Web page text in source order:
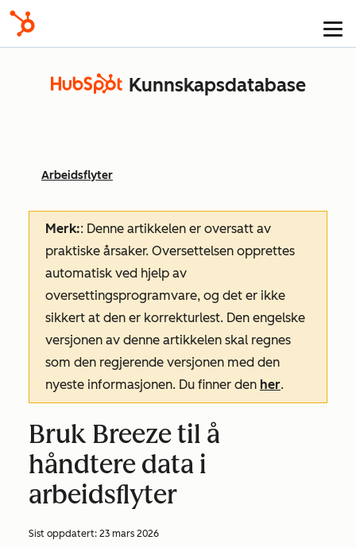
Kunnskapsdatabase
Arbeidsflyter
Merk:: Denne artikkelen er oversatt av
praktiske årsaker. Oversettelsen opprettes
automatisk ved hjelp av
oversettingsprogramvare, og det er ikke
sikkert at den er korrekturlest. Den engelske
versjonen av denne artikkelen skal regnes
som den regjerende versjonen med den
nyeste informasjonen. Du finner den her.
Bruk Breeze til å
håndtere data i
arbeidsflyter
Sist oppdatert: 23 mars 2026